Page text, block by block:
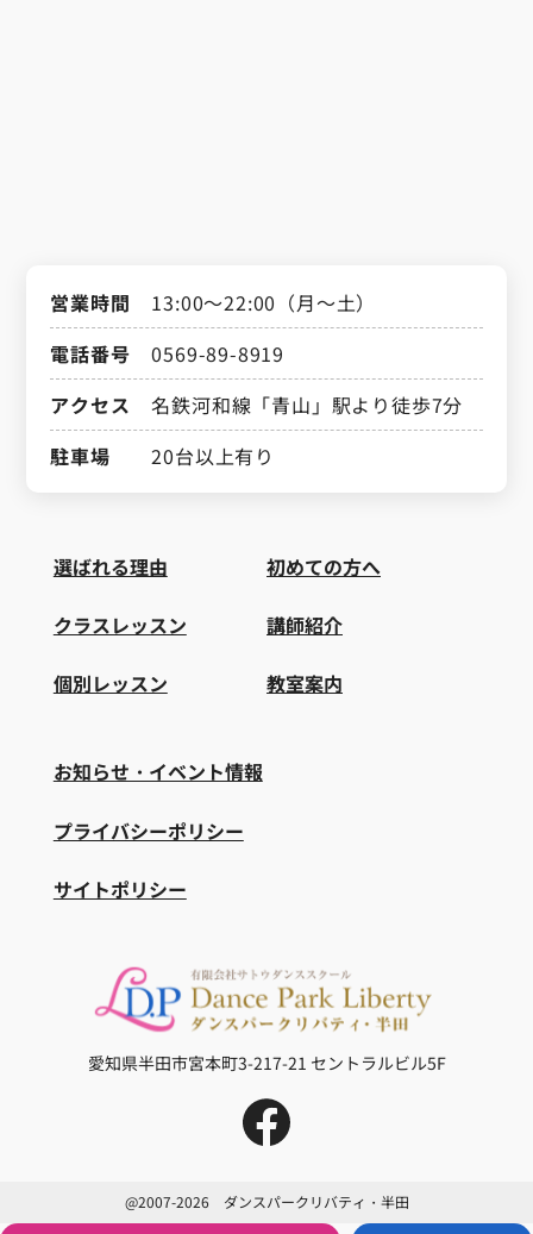
営業時間
13:00～22:00（月～土）
電話番号
0569-89-8919
アクセス
名鉄河和線「青山」駅より徒歩7分
駐車場
20台以上有り
選ばれる理由
クラスレッスン
個別レッスン
初めての方へ
講師紹介
教室案内
お知らせ・イベント情報
プライバシーポリシー
サイトポリシー
愛知県半田市宮本町3-217-21 セントラルビル5F
@2007-2026 ダンスパークリバティ・半田